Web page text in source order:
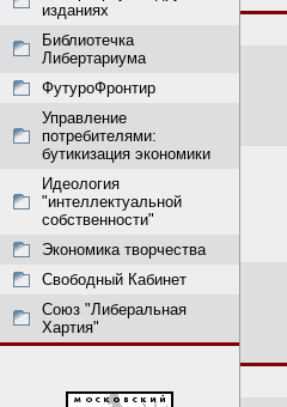
изданиях
Библиотечка
Либертариума
ФутуроФронтир
Управление
потребителями:
бутикизация экономики
Идеология
"интеллектуальной
собственности"
Экономика творчества
Свободный Кабинет
Союз "Либеральная
Хартия"